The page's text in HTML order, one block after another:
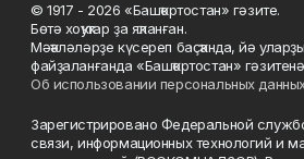
© 1917 - 2026 «Башҡортостан» гәзите.
Бөтә хоҡуҡтар ҙа яҡланған.
Мәҡәләләрҙе күсереп баҫҡанда, йә
файҙаланғанда «Башҡортостан»
Об использовании персональных
Зарегистрировано Федеральной
связи, информационных технологий и